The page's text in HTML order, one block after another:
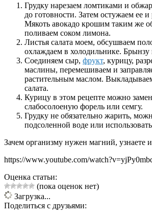
Грудку нарезаем ломтиками и
до готовности. Затем остужаем ее
Мякоть авокадо крошим таким же
поливаем соком лимона.
Листья салата моем, обсушваем
охлаждаем в холодильнике.
Соединяем сыр, фрукт, курицу,
маслины, перемешиваем и
растительным маслом.
салата.
Курицу в этом рецепте можно
слабосолоеную форель или семгу.
Грудку не обязательно жарить,
подсоленной воде или
Зачем организму нужен магний, узнаете
https://www.youtube.com/
Оценка статьи:
(пока оценок нет)
Загрузка...
Поделиться с друзьями: